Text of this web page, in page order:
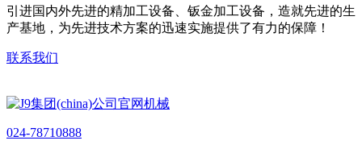
引进国内外先进的精加工设备、钣金加工设备，造就先进的生
产基地，为先进技术方案的迅速实施提供了有力的保障！
联系我们
024-78710888